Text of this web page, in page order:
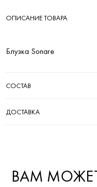
ОПИСАНИЕ ТОВАРА
Блузка Sonare
СОСТАВ
ДОСТАВКА
ВАМ